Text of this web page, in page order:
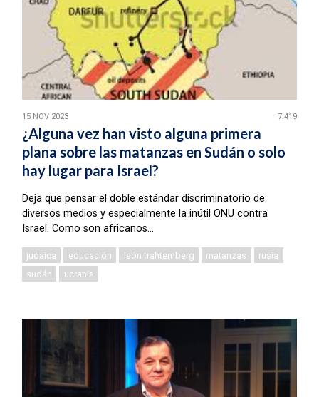
15 NOV 2023 7.419
¿Alguna vez han visto alguna primera
plana sobre las matanzas en Sudán o solo
hay lugar para Israel?
Deja que pensar el doble estándar discriminatorio de
diversos medios y especialmente la inútil ONU contra
Israel. Como son africanos…
judaica educación león trahtemberg matanzas
rusia
sudán
ucrania